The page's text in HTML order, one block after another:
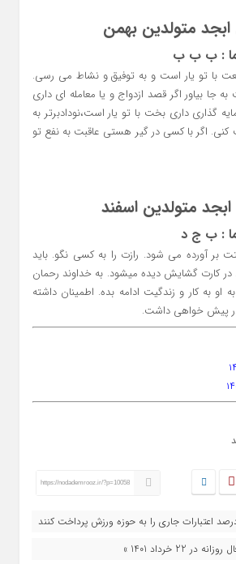
ابجد متولدین بهمن
: ب ب ب
با تو یار است و به توفیق و نشاط می رسی.
جا بیاور اگر قصد ازدواج و یا معامله ای داری
گذاری داری بخت با تو یار است،نودادبرتر به
اگر با کسی در گیر هستی عاقبت به نفع تو
ابجد متولدین اسفند
: ب ج د
بر آورده می شود. رازت را به کسی نگو. باید
کارت گشایش دیده میشود. به خداوند رحمان
او به کار و زندگیت ادامه بده. اطمینان داشته
پیش خواهی داشت.
https://nodademrooz.ir/?p=10058
اعتبارات جاری را به حوزه ورزش پرداخت کنند
روزانه در 22 خرداد 1401 »